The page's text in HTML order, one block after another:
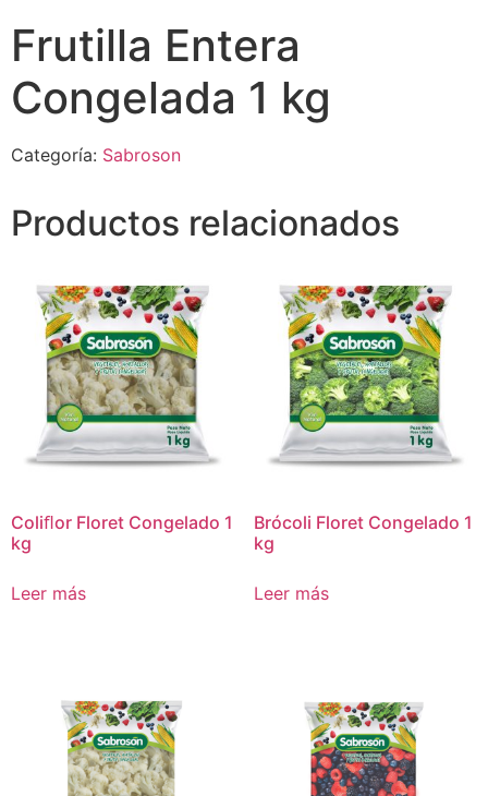
Frutilla Entera
Congelada 1 kg
Categoría: Sabroson
Productos relacionados
Coliﬂor Floret Congelado 1
kg
Leer más
Brócoli Floret Congelado 1
kg
Leer más